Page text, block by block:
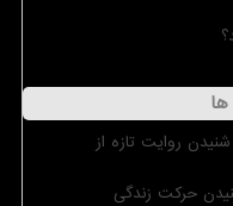
روایت تازه از
حرکت زندگی